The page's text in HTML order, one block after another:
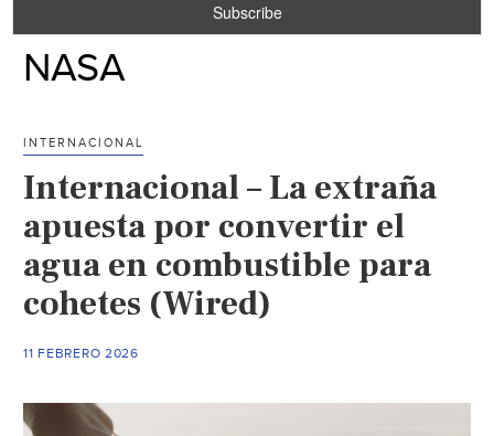
NASA
INTERNACIONAL
Internacional – La extraña
apuesta por convertir el
agua en combustible para
cohetes (Wired)
11 FEBRERO 2026